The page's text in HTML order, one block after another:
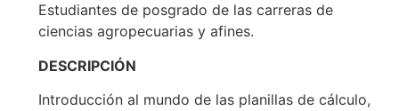
Estudiantes de posgrado de las carreras de
ciencias agropecuarias y afines.
DESCRIPCIÓN
Introducción al mundo de las planillas de cálculo,